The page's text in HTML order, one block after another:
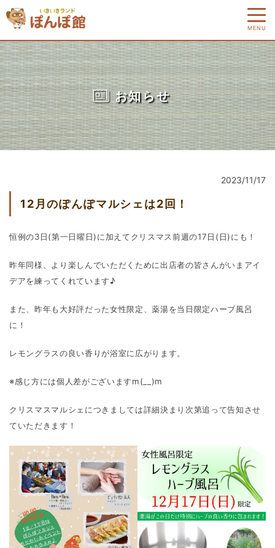
MENU
お知らせ
2023/11/17
12月のぽんぽマルシェは2回！
恒例の3日(第一日曜日)に加えてクリスマス前週の17日(日)にも！
昨年同様、より楽しんでいただくために出店者の皆さんがいまアイ
デアを練ってくれています♪
また、昨年も大好評だった女性限定、薬湯を当日限定ハーブ風呂
に！
レモングラスの良い香りが浴室に広がります。
※感じ方には個人差がございますm(__)m
クリスマスマルシェにつきましては詳細決まり次第追って告知させ
ていただきます！